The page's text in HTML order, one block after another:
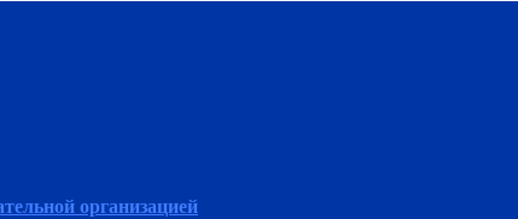
организацией